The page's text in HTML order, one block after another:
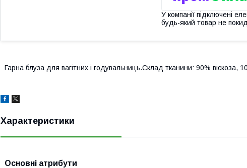
У компанії підключені
будь-який товар не
Гарна блуза для вагітних і годувальниць.Склад тканини: 90% віскоза,
Характеристики
Основні атрибути